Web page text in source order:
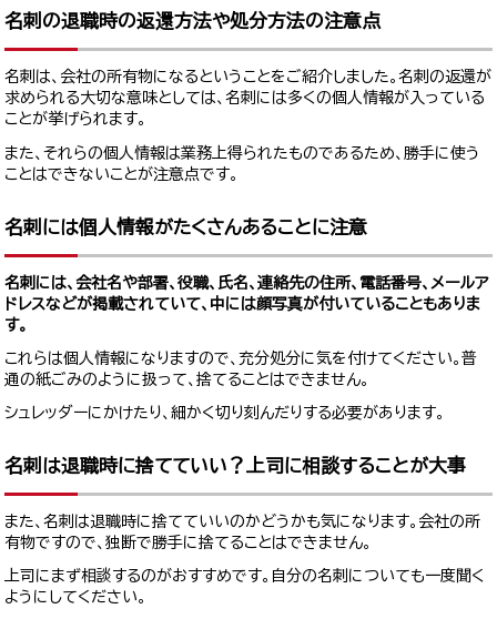
名刺の退職時の返還方法や処分方法の注意点
名刺は、会社の所有物になるということをご紹介しました。名刺の返還が
求められる大切な意味としては、名刺には多くの個人情報が入っている
ことが挙げられます。
また、それらの個人情報は業務上得られたものであるため、勝手に使う
ことはできないことが注意点です。
名刺には個人情報がたくさんあることに注意
名刺には、会社名や部署、役職、氏名、連絡先の住所、電話番号、メールア
ドレスなどが掲載されていて、中には顔写真が付いていることもありま
す。
これらは個人情報になりますので、充分処分に気を付けてください。普
通の紙ごみのように扱って、捨てることはできません。
シュレッダーにかけたり、細かく切り刻んだりする必要があります。
名刺は退職時に捨てていい？上司に相談することが大事
また、名刺は退職時に捨てていいのかどうかも気になります。会社の所
有物ですので、独断で勝手に捨てることはできません。
上司にまず相談するのがおすすめです。自分の名刺についても一度聞く
ようにしてください。